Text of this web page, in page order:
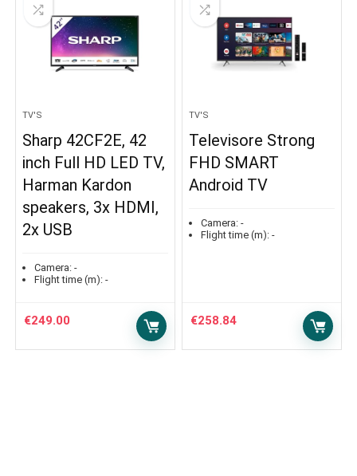
TV'S
Sharp 42CF2E, 42
inch Full HD LED TV,
Harman Kardon
speakers, 3x HDMI,
2x USB
Camera: -
Flight time (m): -
€249.00
TV'S
Televisore Strong
FHD SMART
Android TV
Camera: -
Flight time (m): -
€258.84